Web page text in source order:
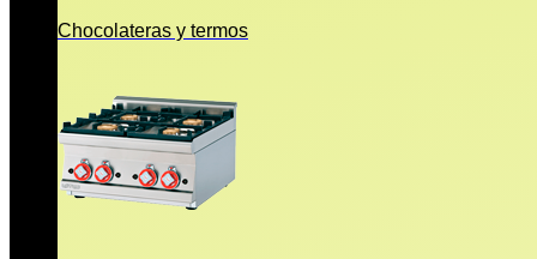
Chocolateras y termos